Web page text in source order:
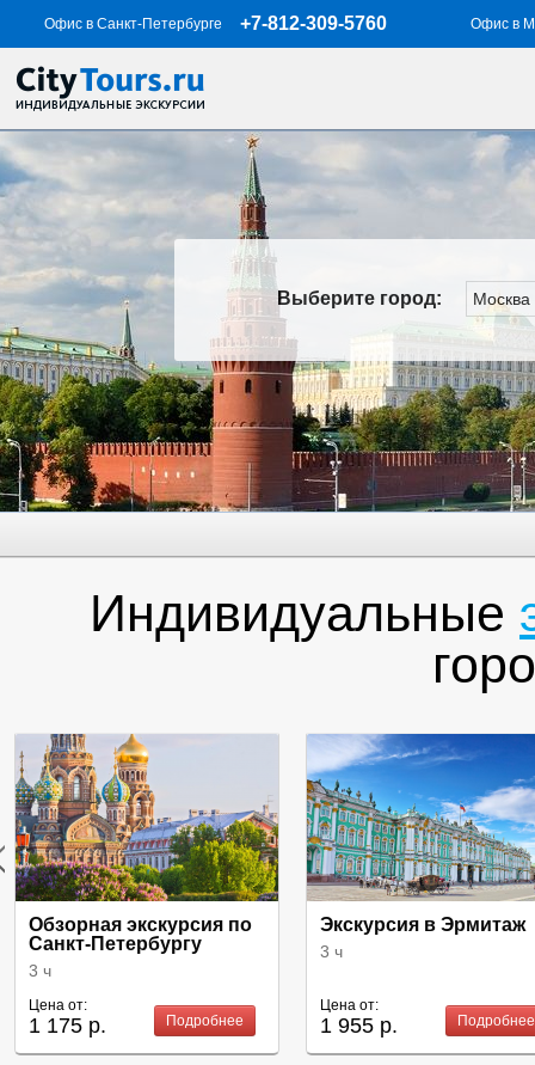
Офис в Санкт-Петербурге +7-812-309-5760 Офис в
Выберите город:
Индивидуальные
Обзорная экскурсия по
Санкт-Петербургу
3 ч
Цена от:
1 175 р. Подробнее
Экскурсия в Эрмитаж
3 ч
Цена от:
1 955 р. Подробнее